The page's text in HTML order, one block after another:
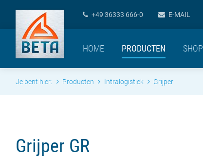
+49 36333 666-0 E-MAIL
HOME PRODUCTEN SHOP
Je bent hier: Producten Intralogistiek Grijper
Grijper GR